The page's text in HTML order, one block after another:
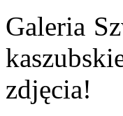
Galeria
zdjęcia!